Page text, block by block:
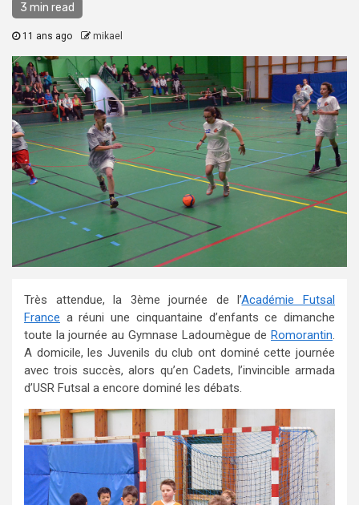
3 min read
11 ans ago mikael
Très attendue, la 3ème journée de l’Académie Futsal
France a réuni une cinquantaine d’enfants ce dimanche
toute la journée au Gymnase Ladoumègue de Romorantin.
A domicile, les Juvenils du club ont dominé cette journée
avec trois succès, alors qu’en Cadets, l’invincible armada
d’USR Futsal a encore dominé les débats.